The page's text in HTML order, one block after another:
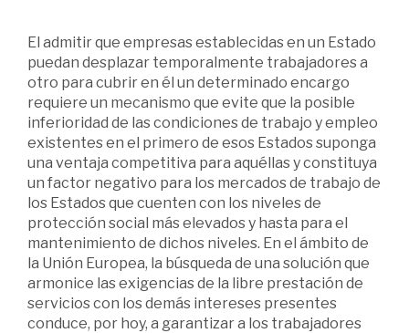
El admitir que empresas establecidas en un Estado
puedan desplazar temporalmente trabajadores a
otro para cubrir en él un determinado encargo
requiere un mecanismo que evite que la posible
inferioridad de las condiciones de trabajo y empleo
existentes en el primero de esos Estados suponga
una ventaja competitiva para aquéllas y constituya
un factor negativo para los mercados de trabajo de
los Estados que cuenten con los niveles de
protección social más elevados y hasta para el
mantenimiento de dichos niveles. En el ámbito de
la Unión Europea, la búsqueda de una solución que
armonice las exigencias de la libre prestación de
servicios con los demás intereses presentes
conduce, por hoy, a garantizar a los trabajadores